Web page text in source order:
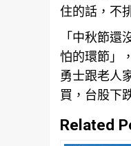
住的話，不
「中秋節
怕的環節」
勇士跟老人
買，台股下
Related